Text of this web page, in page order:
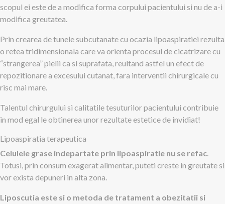
scopul ei este de a modifica forma corpului pacientului si nu de a-i
modifica greutatea.
Prin crearea de tunele subcutanate cu ocazia lipoaspiratiei rezulta
o retea tridimensionala care va orienta procesul de cicatrizare cu
“strangerea” pielii ca si suprafata, reultand astfel un efect de
repozitionare a excesului cutanat, fara interventii chirurgicale cu
risc mai mare.
Talentul chirurgului si calitatile tesuturilor pacientului contribuie
in mod egal le obtinerea unor rezultate estetice de invidiat!
Lipoaspiratia terapeutica
Celulele grase indepartate prin lipoaspiratie nu se refac.
Totusi, prin consum exagerat alimentar, puteti creste in greutate si
vor exista depuneri in alta zona.
Liposcutia este si o metoda de tratament a obezitatii si